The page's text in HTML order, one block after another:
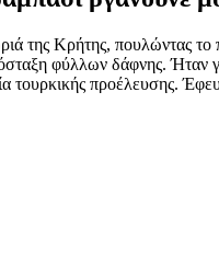
της Κρήτης, πουλώντας το
φύλλων δάφνης.
προέλευσης.